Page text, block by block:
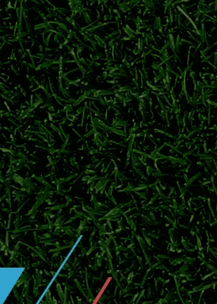
巴黎加入铃木彩艳争夺战！尤文
转会专家罗马诺最新消息，巴黎圣日
图斯报价被帕尔马驳回，转会谈判仍在拉锯
日职联夏窗开启引援热潮 多支豪
2026赛季日职联赛程过半，夏季转会
杯赛双线赛程。
日职联冠军次数排名！鹿岛、横
盘点J1联赛历史夺冠榜单，鹿岛鹿角